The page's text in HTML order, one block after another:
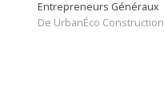
Entrepreneurs Généraux
De UrbanÉco Construction